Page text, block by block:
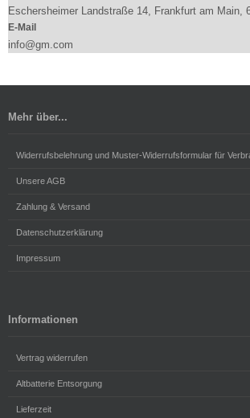
Eschersheimer Landstraße 14, Frankfurt am Main,
E-Mail
info@gm.com
Mehr über...
Widerrufsbelehrung und Muster-Widerrufsformular für
Unsere AGB
Zahlung & Versand
Datenschutzerklärung
Impressum
Informationen
Vertrag widerrufen
Altbatterie Entsorgung
Lieferzeit